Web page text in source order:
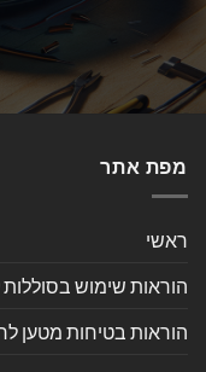
מפת אתר
ראשי
הוראות שימוש בסוללות
הוראות בטיחות מטען